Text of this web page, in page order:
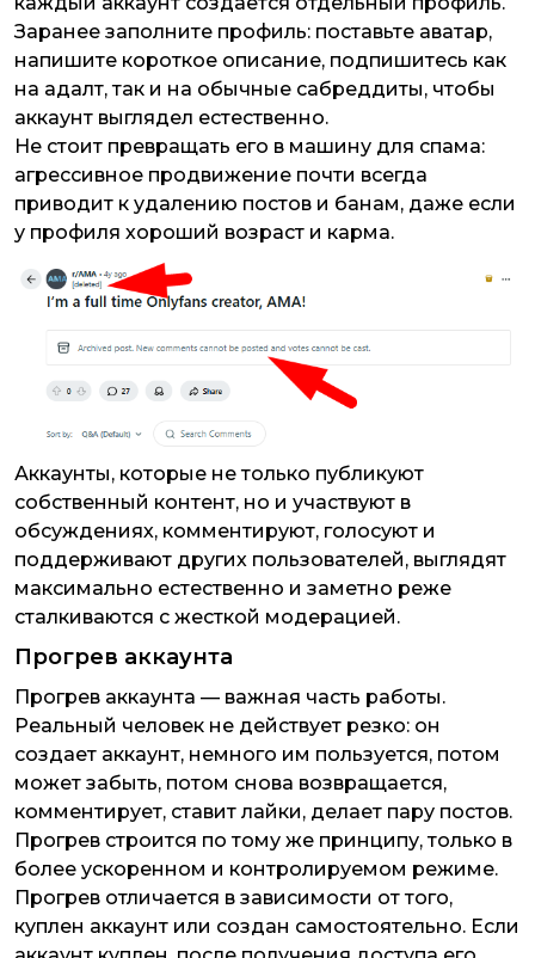
Заранее заполните профиль: поставьте аватар,
напишите короткое описание, подпишитесь как
на адалт, так и на обычные сабреддиты, чтобы
аккаунт выглядел естественно.
Не стоит превращать его в машину для спама:
агрессивное продвижение почти всегда
приводит к удалению постов и банам, даже если
у профиля хороший возраст и карма.
Аккаунты, которые не только публикуют
собственный контент, но и участвуют в
обсуждениях, комментируют, голосуют и
поддерживают других пользователей, выглядят
максимально естественно и заметно реже
сталкиваются с жесткой модерацией.
Прогрев аккаунта
Прогрев аккаунта — важная часть работы.
Реальный человек не действует резко: он
создает аккаунт, немного им пользуется, потом
может забыть, потом снова возвращается,
комментирует, ставит лайки, делает пару постов.
Прогрев строится по тому же принципу, только в
более ускоренном и контролируемом режиме.
Прогрев отличается в зависимости от того,
куплен аккаунт или создан самостоятельно. Если